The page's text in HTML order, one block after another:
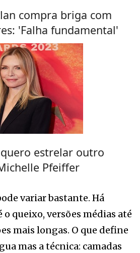
compra briga com
'Falha fundamental'
quero estrelar outro
Pfeiffer
variar bastante. Há
o queixo, versões médias até
mais longas. O que define
mas a técnica: camadas